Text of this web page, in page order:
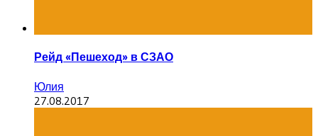
Рейд «Пешеход» в СЗАО
Юлия
27.08.2017